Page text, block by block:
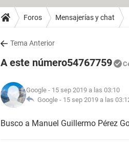
Foros Mensajerías y chat
Tema Anterior
A este número54767759
Google - 15 sep 2019 a las 03:10
Google - 15 sep 2019 a las
Busco a Manuel Guillermo Pérez